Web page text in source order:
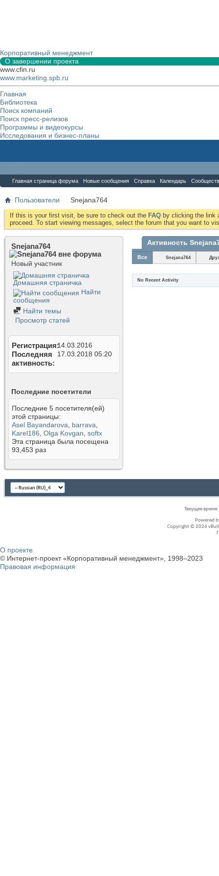
Корпоративный менеджмент
О завершении проекта
www.cfin.ru
www.marketing.spb.ru
Главная
Библиотека
Поиск компаний
Поиск пресс-релизов
Программы и видеокурсы
Исследования и бизнес-планы
Главная страница форума Новые сообщения Справка Календарь
Пользователи Snejana764
If this is your first visit, be sure to check out the FAQ by clicking the link
proceed. To start viewing messages, select the forum that you want to
Snejana764
Новый участник
Домашняя страничка
Найти
сообщения
Найти темы
Просмотр статей
Регистрация14.03.2016
Последняя
активность
17.03.2018 05:20
Последние посетители
Последние 5 посетителя(ей)
этой страницы:
Asel Bayandarova
barrava
Karel186 Olga Kovgan softx
Эта страница была посещена
93,453 раз
Активность
Все Snejana764
No Recent Activity
Текущее время:
Powered
Copyright © 2026
О проекте
© Интернет-проект «Корпоративный менеджмент», 1998–2023
Правовая информация